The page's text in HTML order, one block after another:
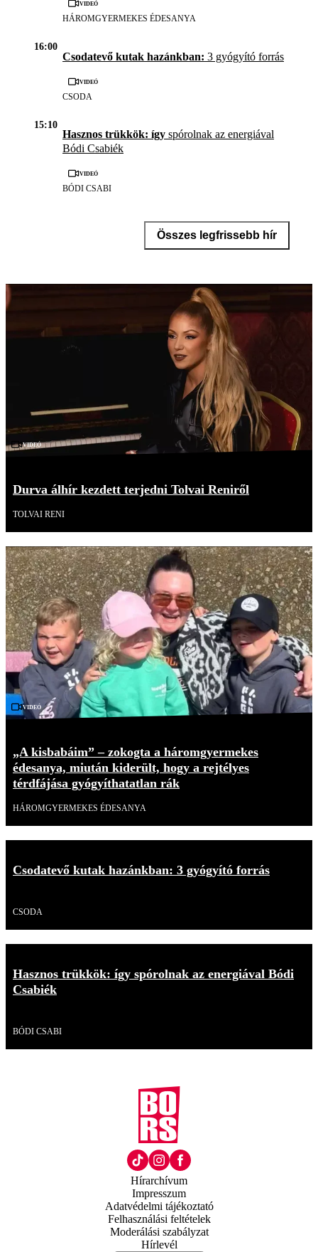
Videó
HÁROMGYERMEKES ÉDESANYA
16:00
Csodatevő kutak hazánkban: 3 gyógyító forrás
Videó
CSODA
15:10
Hasznos trükkök: így spórolnak az energiával
Bódi Csabiék
Videó
BÓDI CSABI
Összes legfrissebb hír
Videó
Durva álhír kezdett terjedni Tolvai Reniről
TOLVAI RENI
Videó
„A kisbabáim” – zokogta a háromgyermekes
édesanya, miután kiderült, hogy a rejtélyes
térdfájása gyógyíthatatlan rák
HÁROMGYERMEKES ÉDESANYA
Csodatevő kutak hazánkban: 3 gyógyító forrás
CSODA
Hasznos trükkök: így spórolnak az energiával Bódi
Csabiék
BÓDI CSABI
Hírarchívum
Impresszum
Adatvédelmi tájékoztató
Felhasználási feltételek
Moderálási szabályzat
Hírlevél